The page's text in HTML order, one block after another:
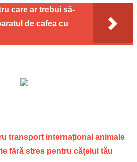
care ar trebui să-
de cafea cu
transport internațional animale
fără stres pentru cățelul tău